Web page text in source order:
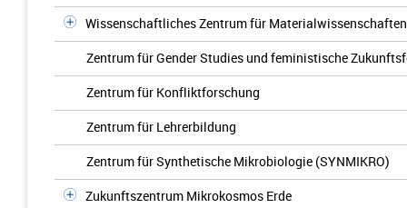
Wissenschaftliches Zentrum für Materialwissenschaften
Zentrum für Gender Studies und feministische
Zentrum für Konfliktforschung
Zentrum für Lehrerbildung
Zentrum für Synthetische Mikrobiologie (SYNMIKRO)
Zukunftszentrum Mikrokosmos Erde